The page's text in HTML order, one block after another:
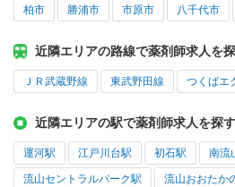
柏市 勝浦市 市原市 八千代市
近隣エリアの路線で薬剤師求人を
ＪＲ武蔵野線 東武野田線 つくばエ
近隣エリアの駅で薬剤師求人を探す
運河駅 江戸川台駅 初石駅 南流
流山セントラルパーク駅 流山おおたか